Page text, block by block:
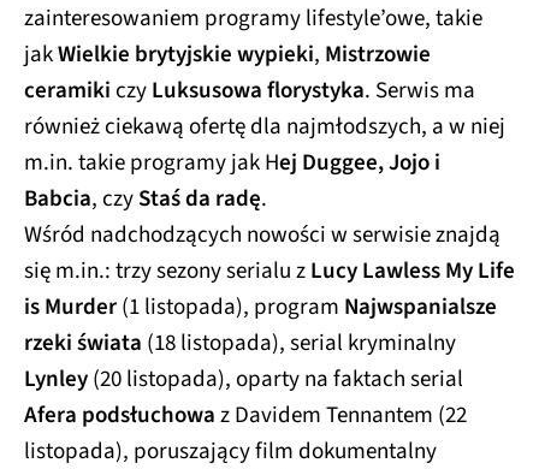
zainteresowaniem programy lifestyle’owe, takie
jakWielkie brytyjskie wypieki, Mistrzowie
ceramikiczyLuksusowa florystyka. Serwis ma
również ciekawą ofertę dla najmłodszych, a w niej
m.in. takie programy jak Hej Duggee, Jojo i
Babcia, czyStaś da radę.
Wśród nadchodzących nowości w serwisie znajdą
się m.in.: trzy sezony serialu zLucy Lawless My Life
is Murder(1 listopada), program Najwspanialsze
rzeki świata (18 listopada), serial kryminalny
Lynley(20 listopada), oparty na faktach serial
Afera podsłuchowaz Davidem Tennantem (22
listopada), poruszający film dokumentalny